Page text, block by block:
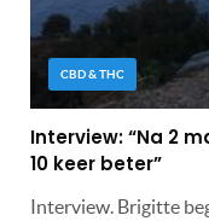
CBD & THC
Interview: “Na 2
10 keer beter”
Interview. Brigitte